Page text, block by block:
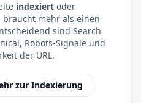
indexiert oder
braucht mehr als einen
sind Search
Robots-Signale und
der URL.
zur Indexierung